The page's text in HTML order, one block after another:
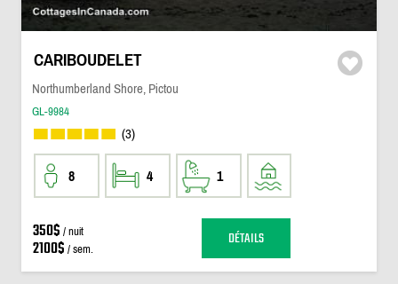
CARIBOUDELET
Northumberland Shore, Pictou
GL-9984
(3)
8 4 1
350$ / nuit
2100$ / sem. DÉTAILS